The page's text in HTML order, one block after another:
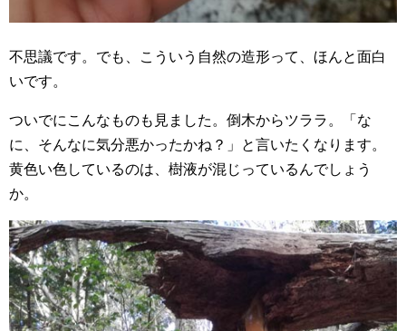
不思議です。でも、こういう自然の造形って、ほんと面白
いです。
ついでにこんなものも見ました。倒木からツララ。「な
に、そんなに気分悪かったかね？」と言いたくなります。
黄色い色しているのは、樹液が混じっているんでしょう
か。